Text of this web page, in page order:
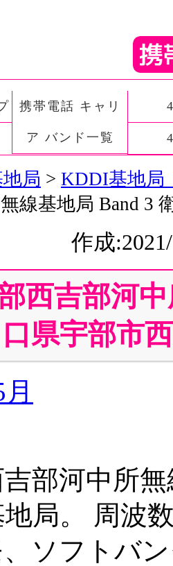
携帯電話 キャリ
ア バンド一覧
局 > KDDI基地局
線基地局 Band 3
作成
西吉部河
口県宇部市
部河中所
局。 周波
ソフトバ